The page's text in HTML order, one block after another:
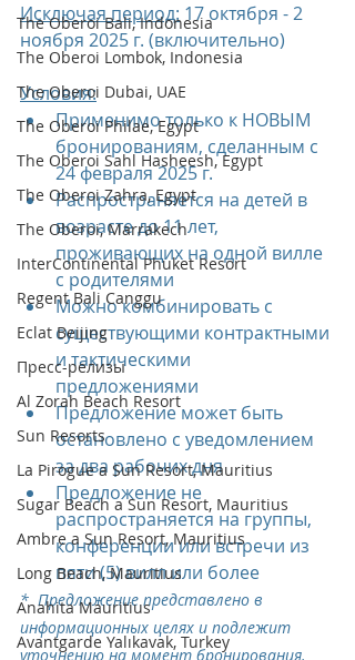
The Oberoi Bali, Indonesia
The Oberoi Lombok, Indonesia
The Oberoi Dubai, UAE
The Oberoi Philae, Egypt
The Oberoi Sahl Hasheesh, Egypt
The Oberoi Zahra, Egypt
The Oberoi, Marrakech
InterContinental Phuket Resort
Regent Bali Canggu
Eclat Beijing
Пресс-релизы
Al Zorah Beach Resort
Sun Resorts
La Pirogue a Sun Resort, Mauritius
Sugar Beach a Sun Resort, Mauritius
Ambre a Sun Resort, Mauritius
Long Beach, Mauritius
Anahita Mauritius
Avantgarde Yalıkavak, Turkey
Исключая период: 17 октября - 2
ноября 2025 г. (включительно)
Условия:
Применимо только к НОВЫМ
бронированиям, сделанным с
24 февраля 2025 г.
Распространяется на детей в
возрасте до 11 лет,
проживающих на одной вилле
с родителями
Можно комбинировать с
существующими контрактными
и тактическими
предложениями
Предложение может быть
остановлено с уведомлением
за два рабочих дня
Предложение не
распространяется на группы,
конференции или встречи из
пяти (5) вилл или более
*  Предложение представлено в
информационных целях и подлежит
уточнению на момент бронирования.